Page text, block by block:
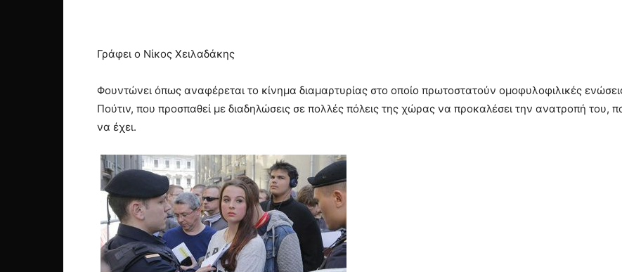
Γράφει ο Νίκος Χειλαδάκης
Φουντώνει όπως αναφέρεται το κίνημα διαμαρτυρίας στο οποίο πρωτοστατούν ομοφυλοφιλικές
Πούτιν, που προσπαθεί με διαδηλώσεις σε πολλές πόλεις της χώρας να προκαλέσει την ανατροπή του,
να έχει.